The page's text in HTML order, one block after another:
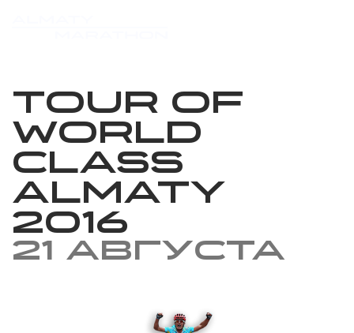
Tour of
World
Class
Almaty
2016
21 августа